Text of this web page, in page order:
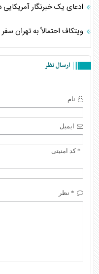
ادعای یک خبرنگار آمریکایی
ویتکاف احتمالاً به تهران
ارسال نظر
نام
ایمیل
* کد امنیتی
* نظر